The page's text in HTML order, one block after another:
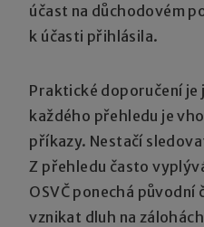
účast na důchodovém
k účasti přihlásila.
Praktické doporučení je
každého přehledu je
příkazy. Nestačí
Z přehledu často
OSVČ ponechá původní
vznikat dluh na